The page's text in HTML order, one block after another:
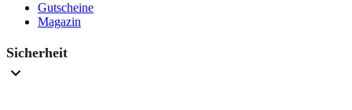
Gutscheine
Magazin
Sicherheit